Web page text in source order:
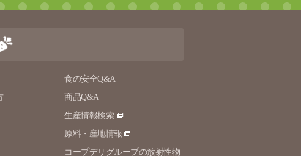
食の安全Q&A
商品Q&A
生産情報検索
原料・産地情報
コープデリグループの放射性物